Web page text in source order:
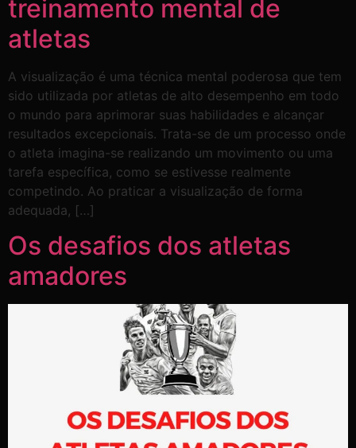
treinamento mental de
atletas
A visualização é uma técnica mental poderosa que tem
sido utilizada por atletas de alto desempenho em todo
o mundo para aprimorar suas habilidades e alcançar
resultados excepcionais. Trata-se de um processo onde
o atleta imagina-se realizando um movimento ou uma
tarefa específica, como se estivesse realmente
competindo. Ao praticar a visualização de forma
adequada, […]
Os desafios dos atletas
amadores